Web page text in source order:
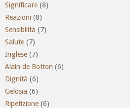
Significare (8)
Reazioni (8)
Sensibilità (7)
Salute (7)
Inglese (7)
Alain de Botton (6)
Dignità (6)
Gelosia (6)
Ripetizione (6)